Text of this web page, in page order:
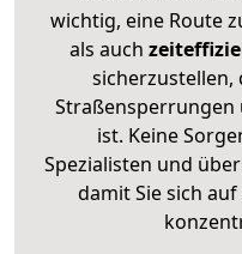
wichtig, eine Route
als auch
sicherzustellen,
Straßensperrungen
ist. Keine
Spezialisten und
damit Sie sich